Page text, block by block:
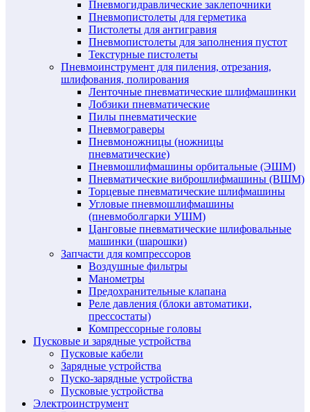
Пневмогидравлические заклепочники
Пневмопистолеты для герметика
Пистолеты для антигравия
Пневмопистолеты для заполнения пустот
Текстурные пистолеты
Пневмоинструмент для пиления, отрезания,
шлифования, полирования
Ленточные пневматические шлифмашинки
Лобзики пневматические
Пилы пневматические
Пневмограверы
Пневмоножницы (ножницы
пневматические)
Пневмошлифмашины орбитальные (ЭШМ)
Пневматические виброшлифмашины (ВШМ)
Торцевые пневматические шлифмашины
Угловые пневмошлифмашины
(пневмоболгарки УШМ)
Цанговые пневматические шлифовальные
машинки (шарошки)
Запчасти для компрессоров
Воздушные фильтры
Манометры
Предохранительные клапана
Реле давления (блоки автоматики,
прессостаты)
Компрессорные головы
Пусковые и зарядные устройства
Пусковые кабели
Зарядные устройства
Пуско-зарядные устройства
Пусковые устройства
Электроинструмент